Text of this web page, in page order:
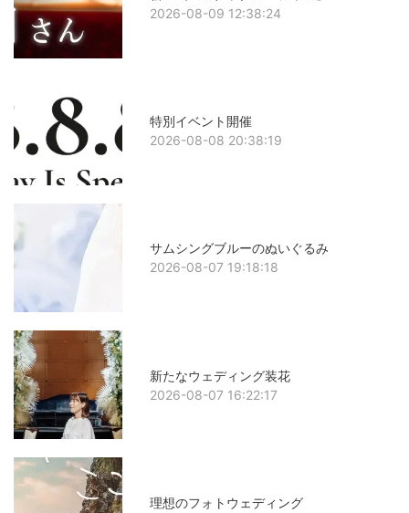
2026-08-09 12:38:24
特別イベント開催
2026-08-08 20:38:19
サムシングブルーのぬいぐるみ
2026-08-07 19:18:18
新たなウェディング装花
2026-08-07 16:22:17
理想のフォトウェディング